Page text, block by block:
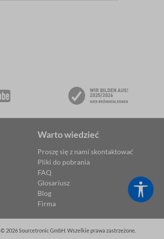
Warto wiedzieć
Proszę się z nami skontaktować
Pliki do pobrania
FAQ
Glosariusz
Blog
Firma
© 2026 Sourcetronic GmbH. Wszelkie prawa zastrzeżone.